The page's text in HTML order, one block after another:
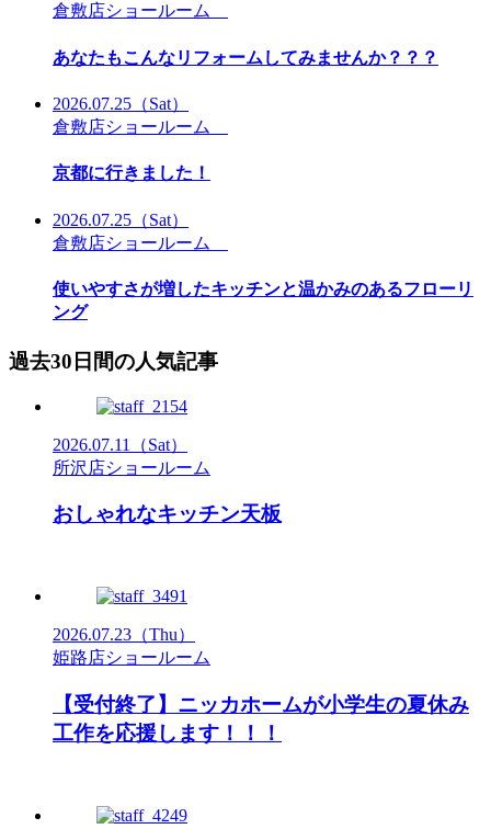
倉敷店ショールーム
あなたもこんなリフォームしてみませんか？？？
2026.07.25 （Sat）
倉敷店ショールーム
京都に行きました！
2026.07.25 （Sat）
倉敷店ショールーム
使いやすさが増したキッチンと温かみのあるフローリ
ング
過去30日間の人気記事
2026.07.11
（Sat）
所沢店ショールーム
おしゃれなキッチン天板
2026.07.23 （Thu）
姫路店ショールーム
【受付終了】ニッカホームが小学生の夏休み
工作を応援します！！！